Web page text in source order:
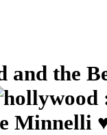
and the
Minnelli